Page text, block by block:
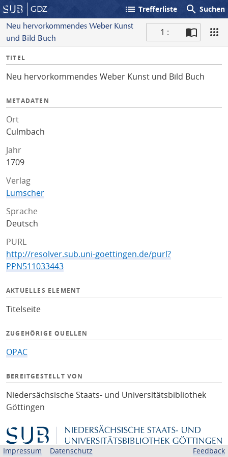
GDZ list Trefferliste search Suchen
Neu hervorkommendes Weber Kunst
und Bild Buch
1 :
I
f
TITEL
Neu hervorkommendes Weber Kunst und Bild Buch
METADATEN
Ort
Culmbach
Jahr
1709
Verlag
Lumscher
Sprache
Deutsch
PURL
http://resolver.sub.uni-goettingen.de/purl?
PPN511033443
AKTUELLES ELEMENT
Titelseite
ZUGEHÖRIGE QUELLEN
OPAC
BEREITGESTELLT VON
Niedersächsische Staats- und Universitätsbibliothek
Göttingen
Impressum Datenschutz Feedback